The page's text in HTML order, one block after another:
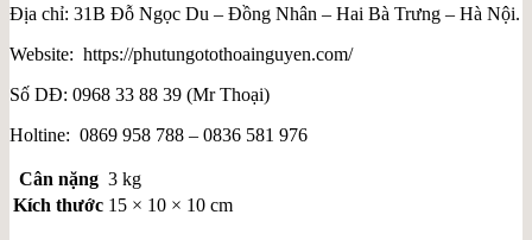
Địa chỉ: 31B Đỗ Ngọc Du – Đồng Nhân – Hai Bà Trưng – Hà Nội.
Website: https://phutungotothoainguyen.com/
Số DĐ: 0968 33 88 39 (Mr Thoại)
Holtine: 0869 958 788 – 0836 581 976
Cân nặng 3 kg
Kích thước 15 × 10 × 10 cm